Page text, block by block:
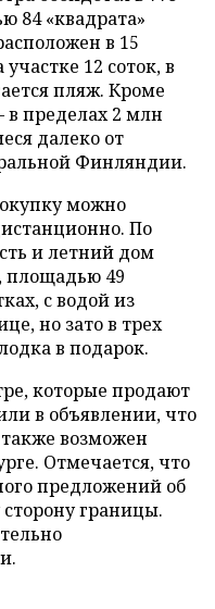
84 «квадрата»
в 15
12 соток, в
пляж. Кроме
в пределах 2 млн
далеко от
Финляндии.
можно
По
и летний дом
площадью 49
с водой из
но зато в трех
в подарок.
которые продают
в объявлении, что
возможен
Отмечается, что
предложений об
сторону границы.